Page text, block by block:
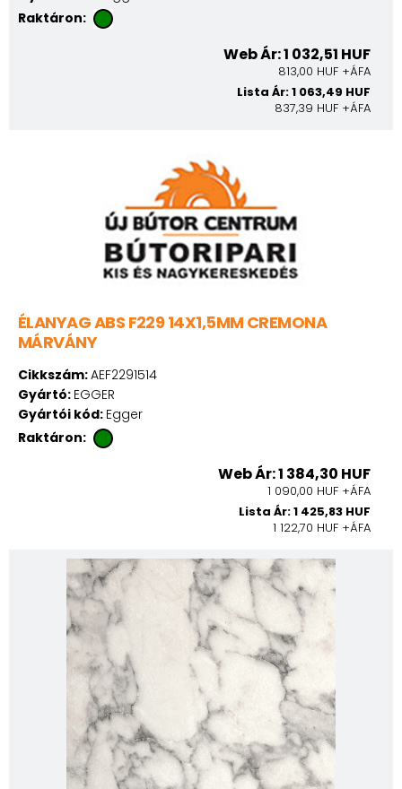
Raktáron:
Web Ár: 1 032,51 HUF
813,00 HUF +ÁFA
Lista Ár: 1 063,49 HUF
837,39 HUF +ÁFA
ÉLANYAG ABS F229 14X1,5MM CREMONA
MÁRVÁNY
Cikkszám:AEF2291514
Gyártó: EGGER
Gyártói kód: Egger
Raktáron:
Web Ár: 1 384,30 HUF
1 090,00 HUF +ÁFA
Lista Ár: 1 425,83 HUF
1 122,70 HUF +ÁFA